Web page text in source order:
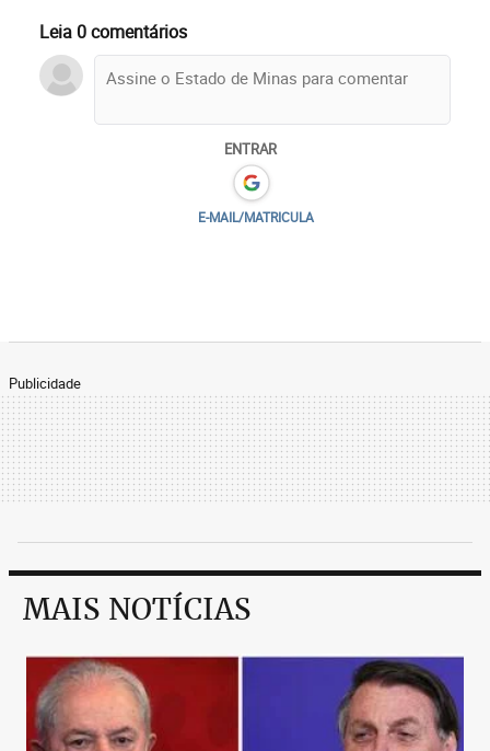
Leia 0 comentários
ENTRAR
E-MAIL/MATRICULA
Publicidade
MAIS NOTÍCIAS